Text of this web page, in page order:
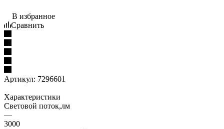
В избранное
Сравнить
Артикул: 7296601
Характеристики
Световой поток,лм
—
3000